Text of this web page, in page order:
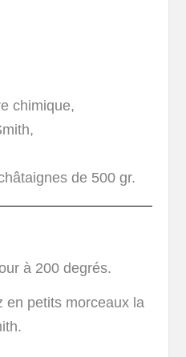
chimique,
de 500 gr.
à 200 degrés.
en petits morceaux la